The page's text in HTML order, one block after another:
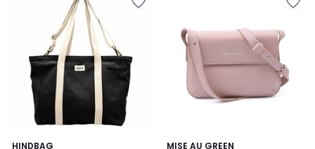
HINDBAG
MISE AU GREEN